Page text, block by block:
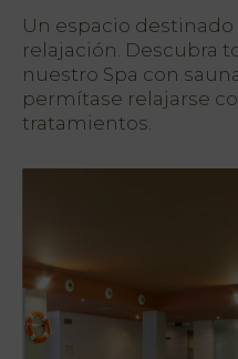
Un espacio destinado
relajación. Descubra
nuestro Spa con
permítase relajarse
tratamientos.